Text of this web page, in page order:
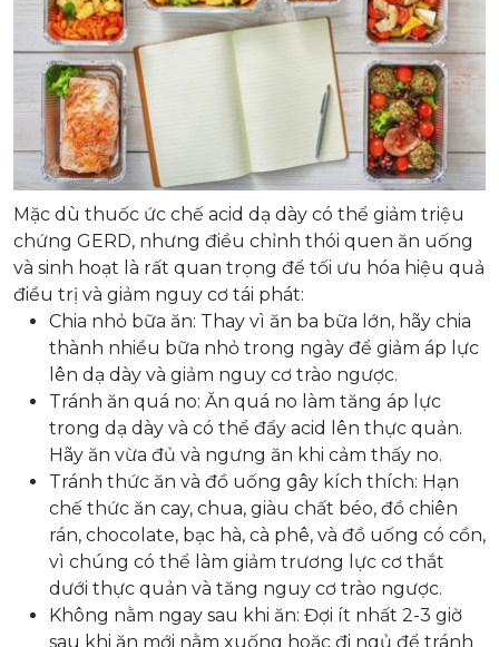
Mặc dù thuốc ức chế acid dạ dày có thể giảm triệu
chứng GERD, nhưng điều chỉnh thói quen ăn uống
và sinh hoạt là rất quan trọng để tối ưu hóa hiệu quả
điều trị và giảm nguy cơ tái phát:
Chia nhỏ bữa ăn: Thay vì ăn ba bữa lớn, hãy chia
thành nhiều bữa nhỏ trong ngày để giảm áp lực
lên dạ dày và giảm nguy cơ trào ngược.
Tránh ăn quá no: Ăn quá no làm tăng áp lực
trong dạ dày và có thể đẩy acid lên thực quản.
Hãy ăn vừa đủ và ngưng ăn khi cảm thấy no.
Tránh thức ăn và đồ uống gây kích thích: Hạn
chế thức ăn cay, chua, giàu chất béo, đồ chiên
rán, chocolate, bạc hà, cà phê, và đồ uống có cồn,
vì chúng có thể làm giảm trương lực cơ thắt
dưới thực quản và tăng nguy cơ trào ngược.
Không nằm ngay sau khi ăn: Đợi ít nhất 2-3 giờ
sau khi ăn mới nằm xuống hoặc đi ngủ để tránh